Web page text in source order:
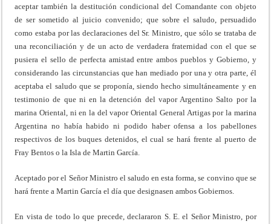
aceptar también la destitución condicional del Comandante con objeto
de ser sometido al juicio convenido; que sobre el saludo, persuadido
como estaba por las declaraciones del Sr. Ministro, que sólo se trataba de
una reconciliación y de un acto de verdadera fraternidad con el que se
pusiera el sello de perfecta amistad entre ambos pueblos y Gobierno, y
considerando las circunstancias que han mediado por una y otra parte, él
aceptaba el saludo que se proponía, siendo hecho simultáneamente y en
testimonio de que ni en la detención del vapor Argentino Salto por la
marina Oriental, ni en la del vapor Oriental General Artigas por la marina
Argentina no había habido ni podido haber ofensa a los pabellones
respectivos de los buques detenidos, el cual se hará frente al puerto de
Fray Bentos o la Isla de Martin García.
Aceptado por el Señor Ministro el saludo en esta forma, se convino que se
hará frente a Martin García el día que designasen ambos Gobiernos.
En vista de todo lo que precede, declararon S. E. el Señor Ministro, por